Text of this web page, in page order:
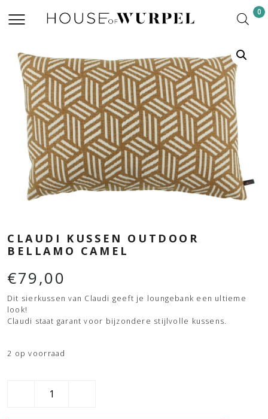
0
CLAUDI KUSSEN OUTDOOR
BELLAMO CAMEL
€79,00
Dit sierkussen van Claudi geeft je loungebank een ultieme
look!
Claudi staat garant voor bijzondere stijlvolle kussens.
2 op voorraad